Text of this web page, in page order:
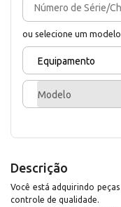
ou selecione um
Equipamento
Modelo
Descrição
Você está adquirindo
controle de qualidade.